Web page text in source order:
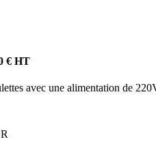
€ HT
avec une alimentation de